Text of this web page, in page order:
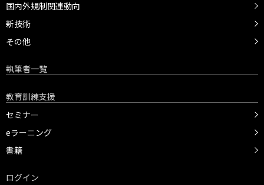
国内外規制関連動向
新技術
その他
執筆者一覧
教育訓練支援
セミナー
eラーニング
書籍
ログイン